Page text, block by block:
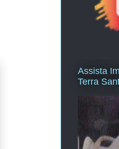
Assista
Terra